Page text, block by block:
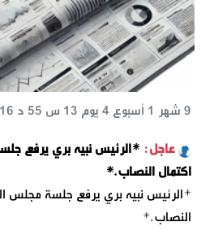
*الرئيس نبيه بري يرفع
اكتمال النصاب.*
9 شهر 1 أسبوع 4 يوم 13 س 55 د 16 ث
*الرئيس نبيه بري يرفع جلسة مجلس
النصاب.*